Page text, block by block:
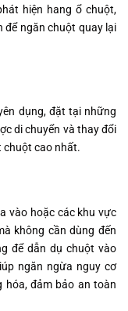
hiện hang ổ chuột,
để ngăn chuột quay lại
dụng, đặt tại những
di chuyển và thay đổi
chuột cao nhất.
vào hoặc các khu vực
không cần dùng đến
để dẫn dụ chuột vào
ngăn ngừa nguy cơ
hóa, đảm bảo an toàn